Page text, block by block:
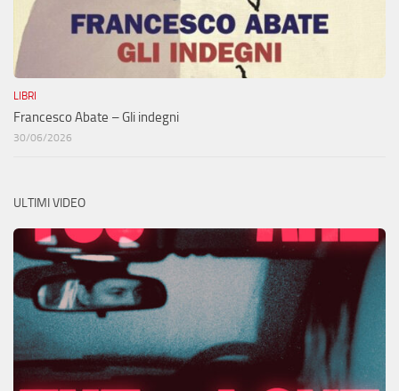
LIBRI
Francesco Abate – Gli indegni
30/06/2026
ULTIMI VIDEO